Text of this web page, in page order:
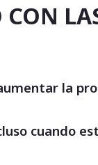
la
cuando